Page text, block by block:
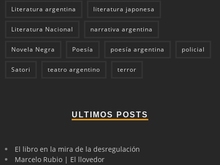
Literatura argentina literatura japonesa
Literatura Nacional narrativa argentina
Novela Negra Poesía poesía argentina policial
Satori teatro argentino terror
ULTIMOS POSTS
El libro en la mira de la desregulación
Marcelo Rubio | El llovedor